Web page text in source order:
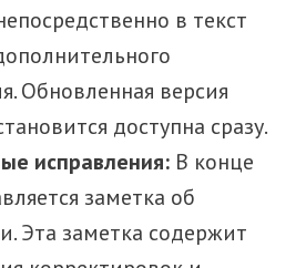
в текст
Обновленная версия
доступна сразу.
исправления: В конце
заметка об
Эта заметка содержит